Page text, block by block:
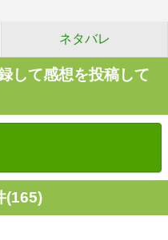
ネタバレ
して感想を投稿して
(165)